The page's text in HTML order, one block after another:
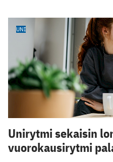
UNI
Unirytmi sekaisin
vuorokausirytmi